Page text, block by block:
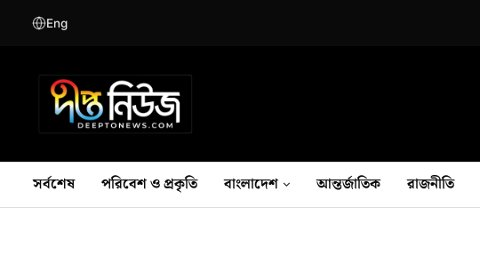
Eng
সর্বশেষ পরিবেশ ও প্রকৃতি বাংলাদেশ আন্তর্জাতিক রাজনীতি